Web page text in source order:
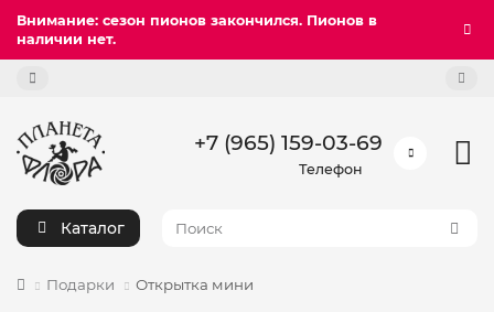
Внимание: сезон пионов закончился. Пионов в
наличии нет.
+7 (965) 159-03-69
Телефон
Каталог
Подарки Открытка мини